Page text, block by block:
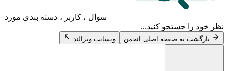
سوال ، کاربر ، دسته بندی مورد
جستجو کنید...
به صفحه اصلی انجمن وبسایت ویزالند